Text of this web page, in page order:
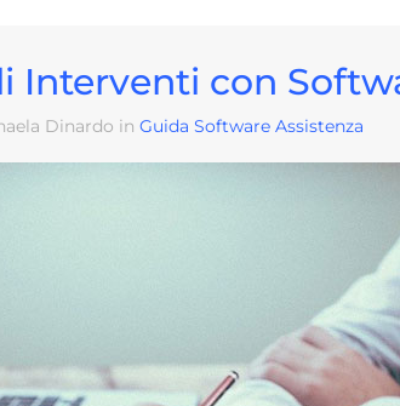
Interventi con
Dinardo in Guida Software Assistenza